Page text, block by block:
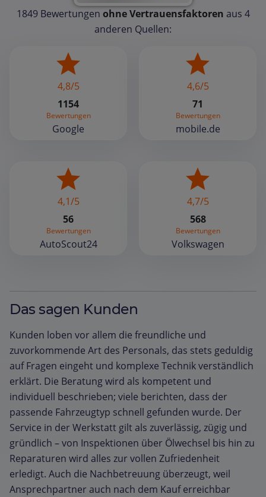
1849 Bewertungen ohne Vertrauensfaktoren aus 4
anderen Quellen:
4,8/5
1154
Bewertungen
Google
4,6/5
71
Bewertungen
mobile.de
4,1/5
56
Bewertungen
AutoScout24
4,7/5
568
Bewertungen
Volkswagen
Das sagen Kunden
Kunden loben vor allem die freundliche und
zuvorkommende Art des Personals, das stets geduldig
auf Fragen eingeht und komplexe Technik verständlich
erklärt. Die Beratung wird als kompetent und
individuell beschrieben; viele berichten, dass der
passende Fahrzeugtyp schnell gefunden wurde. Der
Service in der Werkstatt gilt als zuverlässig, zügig und
gründlich – von Inspektionen über Ölwechsel bis hin zu
Reparaturen wird alles zur vollen Zufriedenheit
erledigt. Auch die Nachbetreuung überzeugt, weil
Ansprechpartner auch nach dem Kauf erreichbar